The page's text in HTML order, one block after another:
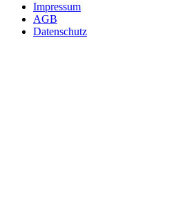
Impressum
AGB
Datenschutz